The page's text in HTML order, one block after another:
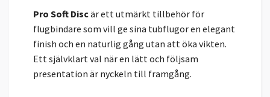
Pro Soft Discär ett utmärkt tillbehör för
flugbindare som vill ge sina tubflugor en elegant
finish och en naturlig gång utan att öka vikten.
Ett självklart val när en lätt och följsam
presentation är nyckeln till framgång.